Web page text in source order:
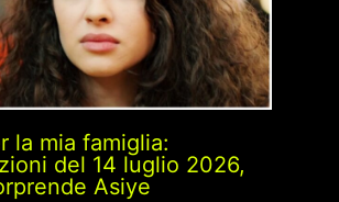
la mia famiglia:
del 14 luglio 2026,
Asiye